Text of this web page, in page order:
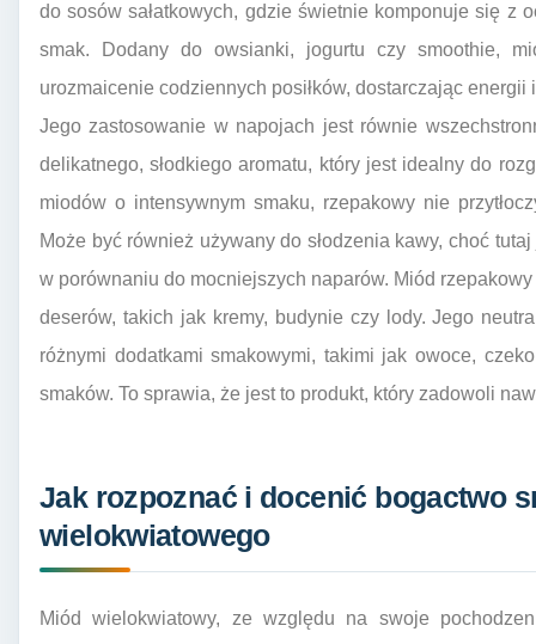
do sosów sałatkowych, gdzie świetnie komponuje się z
smak. Dodany do owsianki, jogurtu czy smoothie,
urozmaicenie codziennych posiłków, dostarczając energii
Jego zastosowanie w napojach jest równie
delikatnego, słodkiego aromatu, który jest idealny do
miodów o intensywnym smaku, rzepakowy nie
Może być również używany do słodzenia kawy, choć
w porównaniu do mocniejszych naparów. Miód
deserów, takich jak kremy, budynie czy lody. Jego
różnymi dodatkami smakowymi, takimi jak owoce,
smaków. To sprawia, że jest to produkt, który zadowoli
Jak rozpoznać i docenić bogactwo
wielokwiatowego
Miód wielokwiatowy, ze względu na swoje